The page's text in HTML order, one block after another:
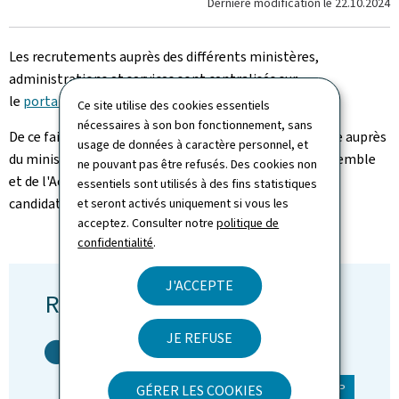
Ce site utilise des cookies essentiels
nécessaires à son bon fonctionnement, sans
usage de données à caractère personnel, et
ne pouvant pas être refusés. Des cookies non
essentiels sont utilisés à des fins statistiques
et seront activés uniquement si vous les
acceptez. Consulter notrepolitique de
confidentialité.
J'ACCEPTE
JE REFUSE
GÉRER LES COOKIES
Les recrutements auprès des différents ministères,
administrations et services sont centralisés sur
le portail GovJobs.
De ce fait, les personnes intéressées à briguer un poste auprès
du ministère de la Famille, des Solidarités, du Vivre ensemble
et de l'Accueil, doivent impérativement déposer leur
candidature via le portail GovJobs.
Recrutement
© SIP